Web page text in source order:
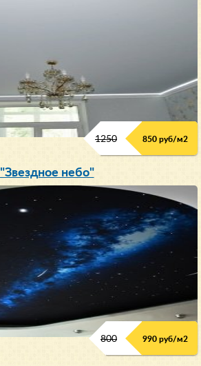
1250 850 руб/м2
"Звездное небо"
800 990 руб/м2